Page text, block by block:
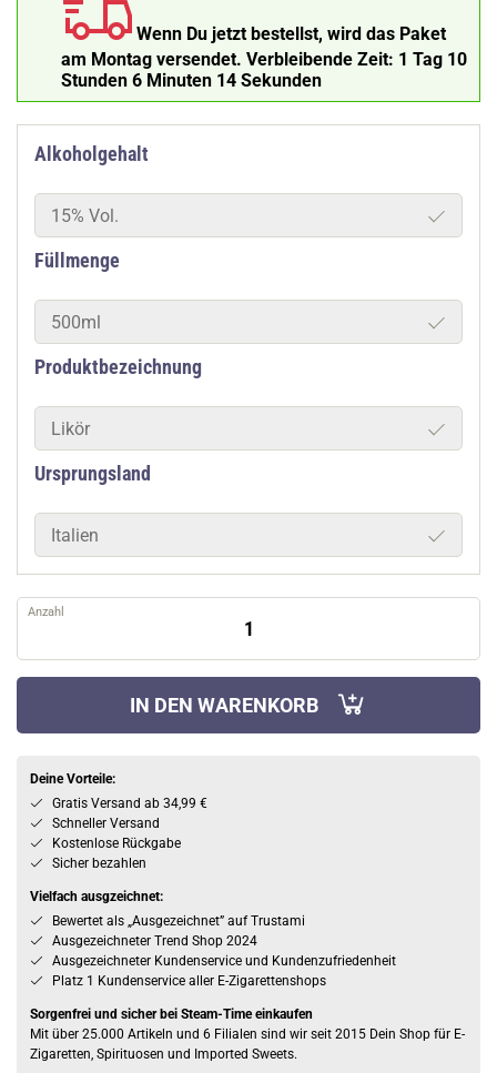
Wenn Du jetzt bestellst, wird das Paket
am Montag versendet. Verbleibende Zeit: 1 Tag 10
Stunden 6 Minuten 13 Sekunden
Alkoholgehalt
15% Vol.
Füllmenge
500ml
Produktbezeichnung
Likör
Ursprungsland
Italien
Anzahl
IN DEN WARENKORB
Deine Vorteile:
Gratis Versand ab 34,99 €
Schneller Versand
Kostenlose Rückgabe
Sicher bezahlen
Vielfach ausgzeichnet:
Bewertet als „Ausgezeichnet” auf Trustami
Ausgezeichneter Trend Shop 2024
Ausgezeichneter Kundenservice und Kundenzufriedenheit
Platz 1 Kundenservice aller E-Zigarettenshops
Sorgenfrei und sicher bei Steam-Time einkaufen
Mit über 25.000 Artikeln und 6 Filialen sind wir seit 2015 Dein Shop für E-
Zigaretten, Spirituosen und Imported Sweets.